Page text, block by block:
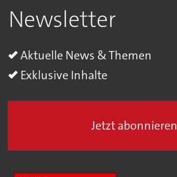
Newsletter
Aktuelle News & Themen
Exklusive Inhalte
Jetzt abonnieren